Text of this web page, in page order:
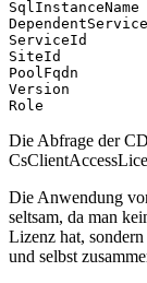
ServiceId
SiteId
PoolFqdn
Version
Role
Die Abfrage der
Die Anwendung
seltsam, da man
Lizenz hat,
und selbst